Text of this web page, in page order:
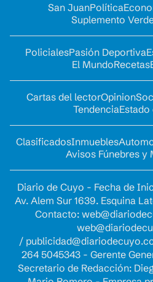
San JuanPolítica
Suplemento
PolicialesPasión Deportiva
El MundoRecetas
Cartas del lectorOpinion
TendenciaEstado
ClasificadosInmuebles
Avisos Fúnebres y
Diario de Cuyo - Fecha de
Av. Alem Sur 1639. Esquina
Contacto:
/
264 5045343 - Gerente
Secretario de Redacción: